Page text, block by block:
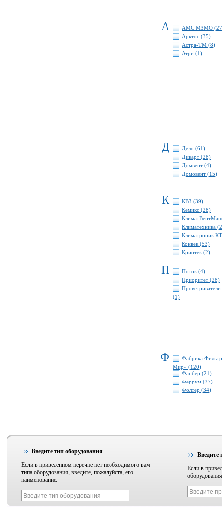
А
АМС МЗМО
Арктос (35)
Астра-ТМ (8)
Атри (1)
Д
Дело (61)
Дикарт (28)
Домвент (4)
Домовент (15)
К
КВЗ (39)
Кемикс (28)
Климатехника
Климатроник
Конвек (53)
Криотек (2)
П
Поток (4)
Приоритет (28)
(1)
Ф
Фабрика
Мир» (120)
Фанбер (21)
Феррум (27)
Фолтер (34)
Введите тип оборудования
Если в приведенном перечне нет необходимого вам
типа оборудования, введите, пожалуйста, его
наименование:
Введите
Если в